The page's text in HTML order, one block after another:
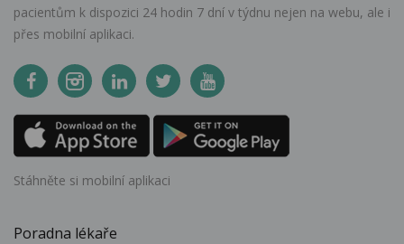
pacientům k dispozici 24 hodin 7 dní v týdnu nejen na webu, ale i
přes mobilní aplikaci.
Stáhněte si mobilní aplikaci
Poradna lékaře